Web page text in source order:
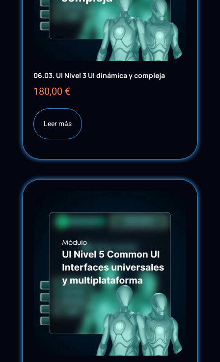
06.03. UI Nivel 3 UI dinámica y compleja
180,00 €
Leer más